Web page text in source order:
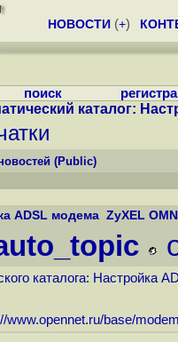
НОВОСТИ (+)
поиск
каталог:
(Public)
ADSL модема ZyXEL
каталога: Настройка
www.opennet.ru/base/